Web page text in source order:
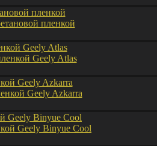
пленкой
Geely Atlas
Geely Azkarra
Geely Binyue Cool